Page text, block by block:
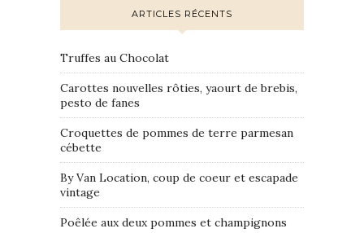
ARTICLES RÉCENTS
Truffes au Chocolat
Carottes nouvelles rôties, yaourt de brebis,
pesto de fanes
Croquettes de pommes de terre parmesan
cébette
By Van Location, coup de coeur et escapade
vintage
Poêlée aux deux pommes et champignons